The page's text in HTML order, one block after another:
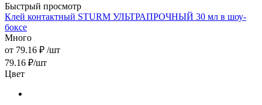
Быстрый просмотр
Клей контактный STURM УЛЬТРАПРОЧНЫЙ 30 мл в шоу-
боксе
Много
от 79.16 ₽ /шт
79.16 ₽/шт
Цвет